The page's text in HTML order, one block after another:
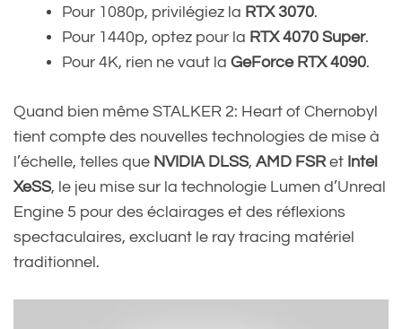
Pour 1080p, privilégiez la RTX 3070.
Pour 1440p, optez pour la RTX 4070 Super.
Pour 4K, rien ne vaut la GeForce RTX 4090.
Quand bien même STALKER 2: Heart of Chernobyl
tient compte des nouvelles technologies de mise à
l’échelle, telles que NVIDIA DLSS, AMD FSRet Intel
XeSS, le jeu mise sur la technologie Lumen d’Unreal
Engine 5 pour des éclairages et des réflexions
spectaculaires, excluant le ray tracing matériel
traditionnel.